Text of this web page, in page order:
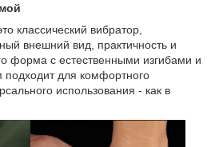
классический вибратор,
внешний вид, практичность и
форма с естественными изгибами и
для комфортного
использования - как в